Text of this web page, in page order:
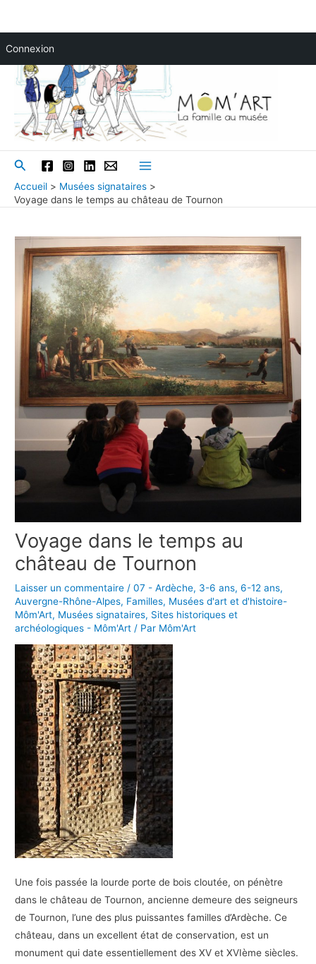
Connexion
contenu
Rechercher
Menu
Accueil
Musées signataires
Voyage dans le temps au château de Tournon
Voyage dans le temps au
château de Tournon
Laisser un commentaire /07 - Ardèche, 3-6 ans,6-12 ans,
Auvergne-Rhône-Alpes, Familles, Musées d'art et d'histoire-
Môm'Art, Musées signataires, Sites historiques et
archéologiques - Môm'Art / Par Môm'Art
Une fois passée la lourde porte de bois cloutée, on pénètre
dans le château de Tournon, ancienne demeure des seigneurs
de Tournon, l’une des plus puissantes familles d’Ardèche. Ce
château, dans un excellent état de conservation, est un
monument qui date essentiellement des XV et XVIème siècles.